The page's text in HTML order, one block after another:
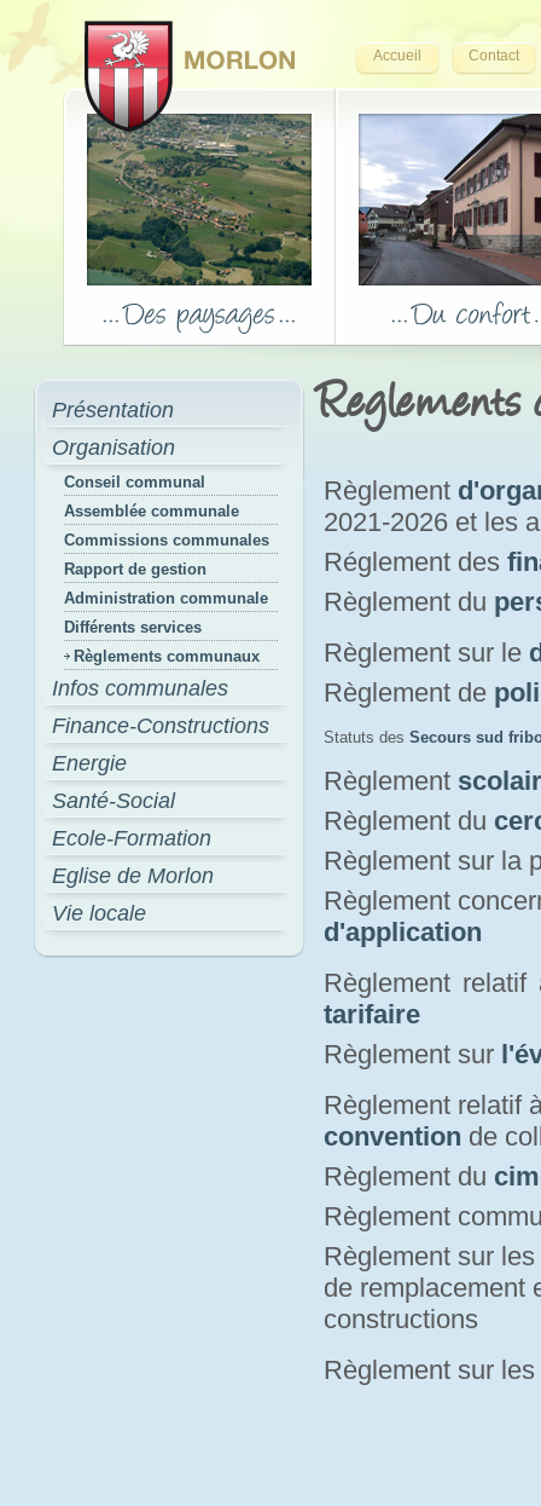
Accueil Contact
Présentation
Organisation
Conseil communal
Assemblée communale
Commissions communales
Rapport de gestion
Administration communale
Différents services
Règlements communaux
Infos communales
Finance-Constructions
Energie
Santé-Social
Ecole-Formation
Eglise de Morlon
Vie locale
Règlement
2021-2026 et les
Réglement des
Règlement du
Règlement sur le
Règlement de
Statuts des Secours sud
Règlement
Règlement du
Règlement sur la
Règlement
d'application
Règlement
tarifaire
Règlement sur
Règlement relatif
convention de
Règlement du
Règlement
Règlement sur les
de remplacement
constructions
Règlement sur les